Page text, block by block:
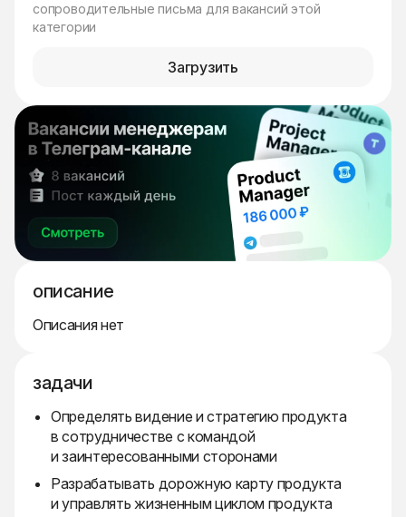
сопроводительные письма для вакансий этой
категории
Загрузить
описание
Описания нет
задачи
Определять видение и стратегию продукта
в сотрудничестве с командой
и заинтересованными сторонами
Разрабатывать дорожную карту продукта
и управлять жизненным циклом продукта